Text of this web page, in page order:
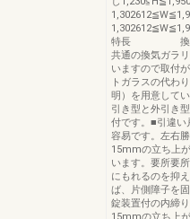
特長 換気ガラ
共通の換気ガラ
いますので取
トガラスの代わ
明）を用意して
引き型と外引き
付です。■引違い
容易です。左右
15mmの立ち上
います。要所要
にもれるのを抑
ば、片側障子を
錠装置付の内締
15mmの立ち上